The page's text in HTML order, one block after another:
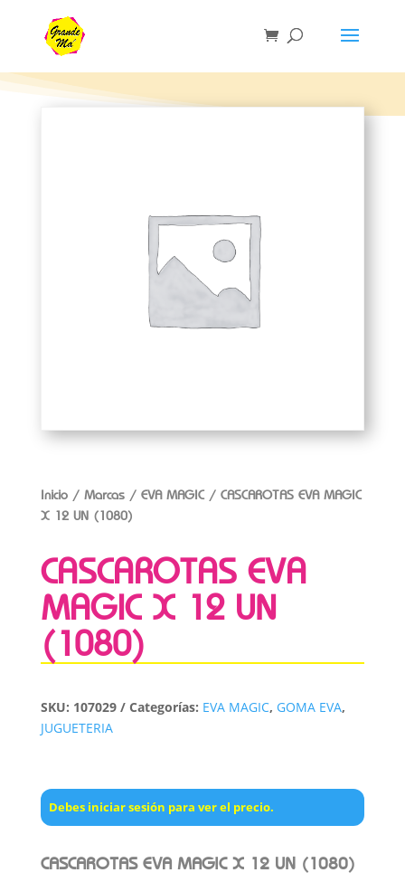
Inicio/ Marcas/ EVA MAGIC/ CASCAROTAS EVA MAGIC
X 12 UN (1080)
CASCAROTAS EVA
MAGIC X 12 UN
(1080)
SKU: 107029 Categorías: EVA MAGIC, GOMA EVA,
JUGUETERIA
Debes iniciar sesión para ver el precio.
CASCAROTAS EVA MAGIC X 12 UN (1080)